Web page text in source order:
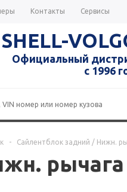
Контакты Сервисы
SHELL-
Официальный
с 1996
- Сайлентблок задний / Нижн.